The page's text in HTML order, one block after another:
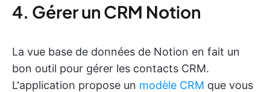
4. Gérer un CRM Notion
La vue base de données de Notion en fait un
bon outil pour gérer les contacts CRM.
L'application propose un modèle CRM que vous